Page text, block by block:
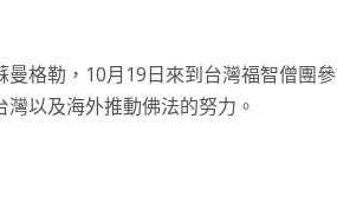
格勒，10月19日來到台灣福智僧團
以及海外推動佛法的努力。